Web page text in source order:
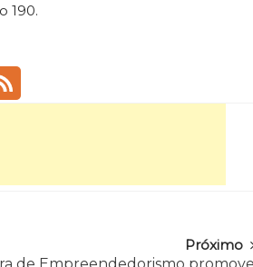
190.
Próximo